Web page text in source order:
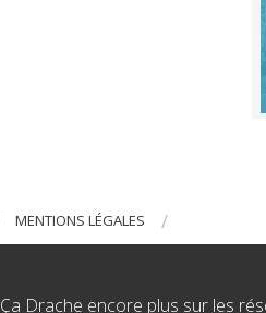
MENTIONS LÉGALES
Ça Drache encore plus sur les